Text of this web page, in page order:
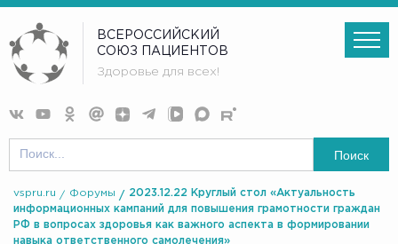
ВСЕРОССИЙСКИЙ
СОЮЗ ПАЦИЕНТОВ
Здоровье для всех!
Поиск
vspru.ru Форумы
2023.12.22 Круглый стол «Актуальность
информационных кампаний для повышения грамотности граждан
РФ в вопросах здоровья как важного аспекта в формировании
навыка ответственного самолечения»